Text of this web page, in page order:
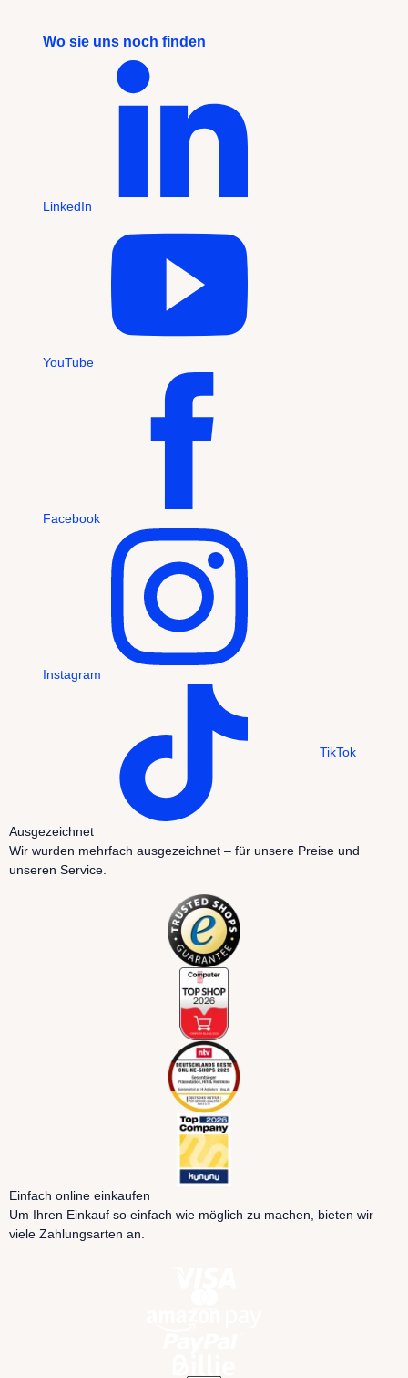
Wo sie uns noch finden
LinkedIn
YouTube
Facebook
Instagram
TikTok
Ausgezeichnet
Wir wurden mehrfach ausgezeichnet – für unsere Preise und
unseren Service.
Einfach online einkaufen
Um Ihren Einkauf so einfach wie möglich zu machen, bieten wir
viele Zahlungsarten an.